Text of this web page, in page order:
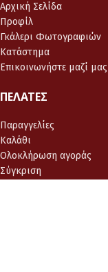
Αρχική Σελίδα
Προφίλ
Γκάλερι Φωτογραφιών
Κατάστημα
Επικοινωνήστε μαζί μας
ΠΕΛΆΤΕΣ
Παραγγελίες
Καλάθι
Ολοκλήρωση αγοράς
Σύγκριση